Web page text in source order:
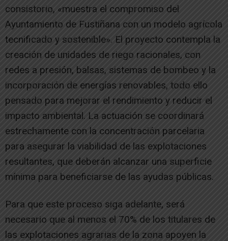
consistorio, «muestra el compromiso del
Ayuntamiento de Fustiñana con un modelo agrícola
tecnificado y sostenible». El proyecto contempla la
creación de unidades de riego racionales, con
redes a presión, balsas, sistemas de bombeo y la
incorporación de energías renovables, todo ello
pensado para mejorar el rendimiento y reducir el
impacto ambiental. La actuación se coordinará
estrechamente con la concentración parcelaria
para asegurar la viabilidad de las explotaciones
resultantes, que deberán alcanzar una superficie
mínima para beneficiarse de las ayudas públicas.
Para que este proceso siga adelante, será
necesario que al menos el 70% de los titulares de
las explotaciones agrarias de la zona apoyen la